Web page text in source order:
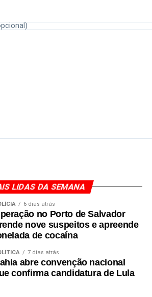
Redação Saiba+
LIDAS DA SEMANA
6 dias atrás
no Porto de Salvador
nove suspeitos e apreende
de cocaína
7 dias atrás
abre convenção nacional
confirma candidatura de Lula